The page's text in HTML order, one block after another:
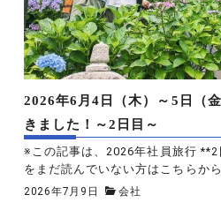
2026年6月4日（木）～5日（
きました！～2日目～
※この記事は、2026年社員旅行
をまだ読んでいない方はこちらから
2026年7月9日 会社